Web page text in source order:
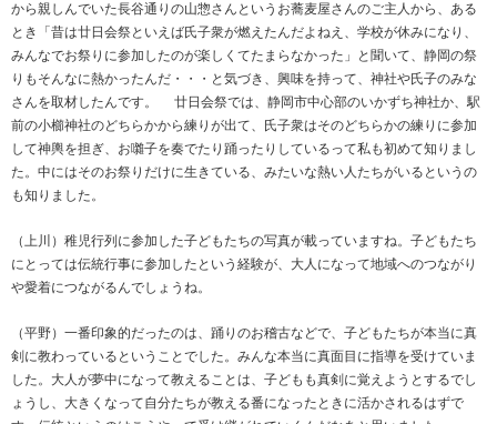
から親しんでいた長谷通りの山惣さんというお蕎麦屋さんのご主人から、ある
とき「昔は廿日会祭といえば氏子衆が燃えたんだよねえ、学校が休みになり、
みんなでお祭りに参加したのが楽しくてたまらなかった」と聞いて、静岡の祭
りもそんなに熱かったんだ・・・と気づき、興味を持って、神社や氏子のみな
さんを取材したんです。 廿日会祭では、静岡市中心部のいかずち神社か、駅
前の小櫛神社のどちらかから練りが出て、氏子衆はそのどちらかの練りに参加
して神輿を担ぎ、お囃子を奏でたり踊ったりしているって私も初めて知りまし
た。中にはそのお祭りだけに生きている、みたいな熱い人たちがいるというの
も知りました。
（上川）稚児行列に参加した子どもたちの写真が載っていますね。子どもたち
にとっては伝統行事に参加したという経験が、大人になって地域へのつながり
や愛着につながるんでしょうね。
（平野）一番印象的だったのは、踊りのお稽古などで、子どもたちが本当に真
剣に教わっているということでした。みんな本当に真面目に指導を受けていま
した。大人が夢中になって教えることは、子どもも真剣に覚えようとするでし
ょうし、大きくなって自分たちが教える番になったときに活かされるはずで